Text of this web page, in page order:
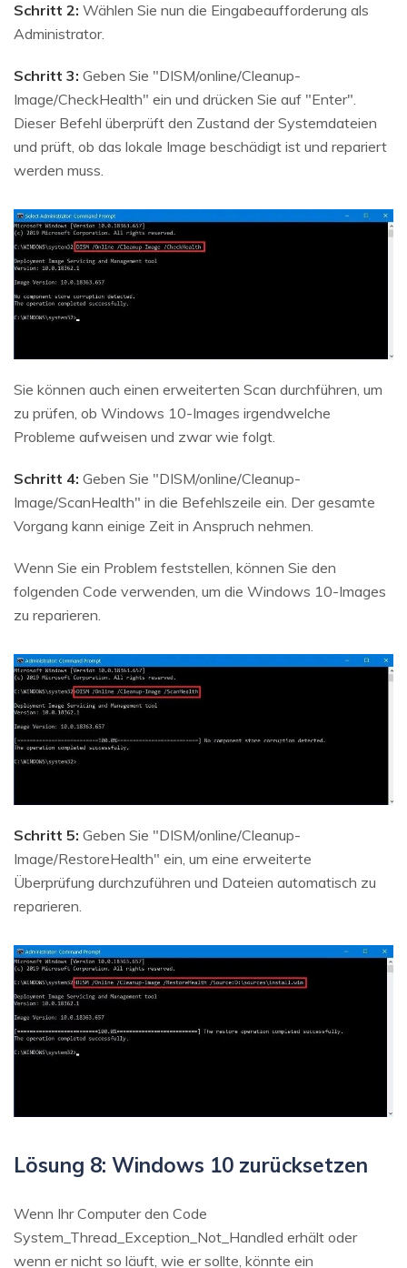
Schritt 2: Wählen Sie nun die Eingabeaufforderung als
Administrator.
Schritt 3: Geben Sie "DISM/online/Cleanup-
Image/CheckHealth" ein und drücken Sie auf "Enter".
Dieser Befehl überprüft den Zustand der Systemdateien
und prüft, ob das lokale Image beschädigt ist und repariert
werden muss.
Sie können auch einen erweiterten Scan durchführen, um
zu prüfen, ob Windows 10-Images irgendwelche
Probleme aufweisen und zwar wie folgt.
Schritt 4: Geben Sie "DISM/online/Cleanup-
Image/ScanHealth" in die Befehlszeile ein. Der gesamte
Vorgang kann einige Zeit in Anspruch nehmen.
Wenn Sie ein Problem feststellen, können Sie den
folgenden Code verwenden, um die Windows 10-Images
zu reparieren.
Schritt 5: Geben Sie "DISM/online/Cleanup-
Image/RestoreHealth" ein, um eine erweiterte
Überprüfung durchzuführen und Dateien automatisch zu
reparieren.
Lösung 8: Windows 10 zurücksetzen
Wenn Ihr Computer den Code
System_Thread_Exception_Not_Handled erhält oder
wenn er nicht so läuft, wie er sollte, könnte ein